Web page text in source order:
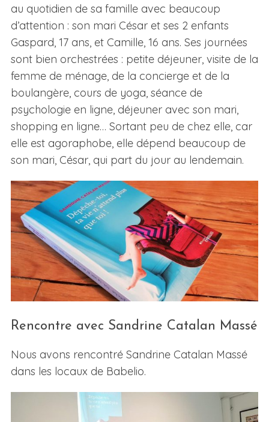
au quotidien de sa famille avec beaucoup
d’attention : son mari César et ses 2 enfants
Gaspard, 17 ans, et Camille, 16 ans. Ses journées
sont bien orchestrées : petite déjeuner, visite de la
femme de ménage, de la concierge et de la
boulangère, cours de yoga, séance de
psychologie en ligne, déjeuner avec son mari,
shopping en ligne… Sortant peu de chez elle, car
elle est agoraphobe, elle dépend beaucoup de
son mari, César, qui part du jour au lendemain.
Rencontre avec Sandrine Catalan Massé
Nous avons rencontré Sandrine Catalan Massé
dans les locaux de Babelio.